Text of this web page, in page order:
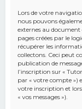
Lors de votre
nous pouvons
externes au
pages créées par le
récupérer les
collectons. Ceci peut
publication de
l’inscription sur «
par « votre compte »)
votre inscription et
« vos messages »).